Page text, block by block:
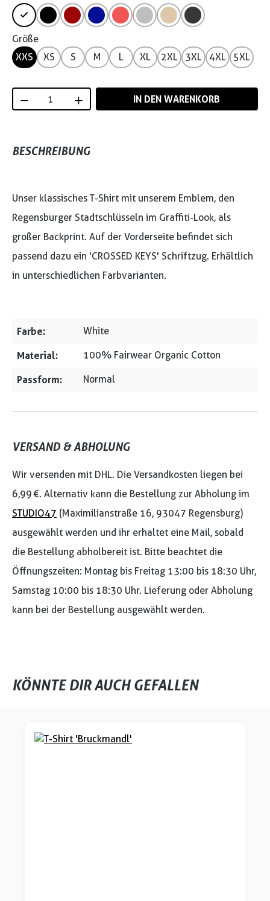
Größe
XXS
XS S M L XL 2XL 3XL 4XL 5XL
Produkt Anzahl: Gib den gewünschten
IN DEN WARENKORB
BESCHREIBUNG
Unser klassisches T-Shirt mit unserem Emblem, den
Regensburger Stadtschlüsseln im Graffiti-Look, als
großer Backprint. Auf der Vorderseite befindet sich
passend dazu ein 'CROSSED KEYS' Schriftzug. Erhältlich
in unterschiedlichen Farbvarianten.
Farbe: White
Material: 100% Fairwear Organic Cotton
Passform: Normal
VERSAND & ABHOLUNG
Wir versenden mit DHL. Die Versandkosten liegen bei
6,99 €. Alternativ kann die Bestellung zur Abholung im
STUDIO47 (Maximilianstraße 16, 93047 Regensburg)
ausgewählt werden und ihr erhaltet eine Mail, sobald
die Bestellung abholbereit ist. Bitte beachtet die
Öffnungszeiten: Montag bis Freitag 13:00 bis 18:30 Uhr,
Samstag 10:00 bis 18:30 Uhr. Lieferung oder Abholung
kann bei der Bestellung ausgewählt werden.
KÖNNTE DIR AUCH GEFALLEN